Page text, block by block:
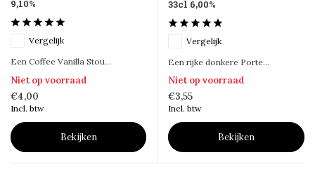
9,10%
Vergelijk
Een Coffee Vanilla Stou...
Niet op voorraad
€4,00
Incl. btw
Bekijken
33cl 6,00%
Vergelijk
Een rijke donkere Porte...
Niet op voorraad
€3,55
Incl. btw
Bekijken